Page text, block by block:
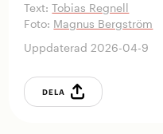
Text:Tobias Regnell
Foto: Magnus Bergström
Uppdaterad 2026-04-9
DELA